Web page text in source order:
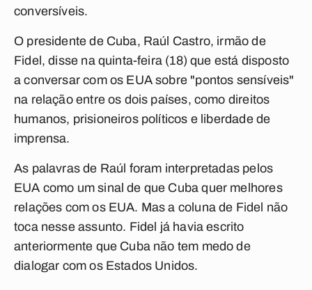
conversíveis.
O presidente de Cuba, Raúl Castro, irmão de
Fidel, disse na quinta-feira (18) que está disposto
a conversar com os EUA sobre "pontos sensíveis"
na relação entre os dois países, como direitos
humanos, prisioneiros políticos e liberdade de
imprensa.
As palavras de Raúl foram interpretadas pelos
EUA como um sinal de que Cuba quer melhores
relações com os EUA. Mas a coluna de Fidel não
toca nesse assunto. Fidel já havia escrito
anteriormente que Cuba não tem medo de
dialogar com os Estados Unidos.